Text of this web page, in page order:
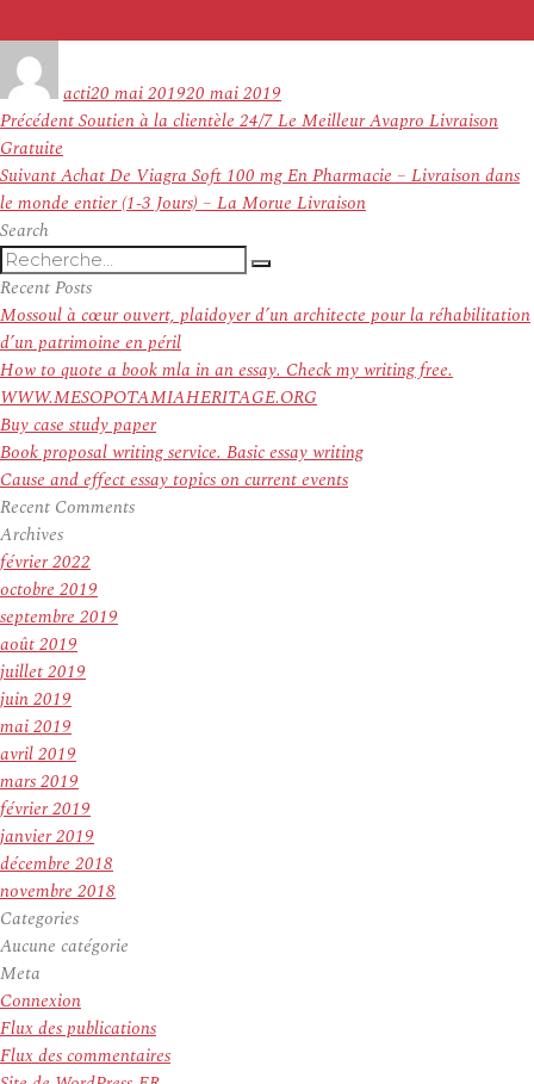
actile
20 mai 201920 mai 2019
Navigation
de
l’article
PrécédentArticle
Soutien à la clientèle 24/7 Le Meilleur Avapro Livraison
Gratuite
SuivantArticle
suivant :
Achat De Viagra Soft 100 mg En Pharmacie – Livraison dans
le monde entier (1-3 Jours) – La Morue Livraison
Search
Recherche
pour
:
Recherche
Recent Posts
Mossoul à cœur ouvert, plaidoyer d’un architecte pour la réhabilitation
d’un patrimoine en péril
How to quote a book mla in an essay. Check my writing free.
WWW.MESOPOTAMIAHERITAGE.ORG
Buy case study paper
Book proposal writing service. Basic essay writing
Cause and effect essay topics on current events
Recent Comments
Archives
février 2022
octobre 2019
septembre 2019
août 2019
juillet 2019
juin 2019
mai 2019
avril 2019
mars 2019
février 2019
janvier 2019
décembre 2018
novembre 2018
Categories
Aucune catégorie
Meta
Connexion
Flux des publications
Flux des commentaires